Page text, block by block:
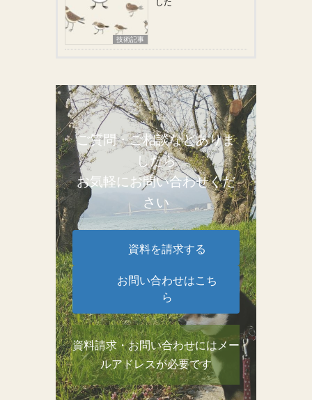
技術記事
した
ご質問・ご相談などありま
したら
お気軽にお問い合わせくだ
さい
資料を請求する
お問い合わせはこち
ら
資料請求・お問い合わせにはメー
ルアドレスが必要です